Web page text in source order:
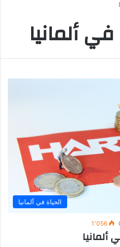
ألمانيا
الحياة في ألمانيا
1٬056